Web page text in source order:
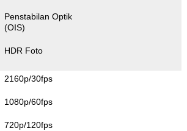
Penstabilan Optik
(OIS)
HDR Foto
2160p/30fps
1080p/60fps
720p/120fps